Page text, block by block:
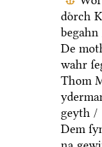
doͤrch
begahn
De
wahr
Thom
geyth /
Dem